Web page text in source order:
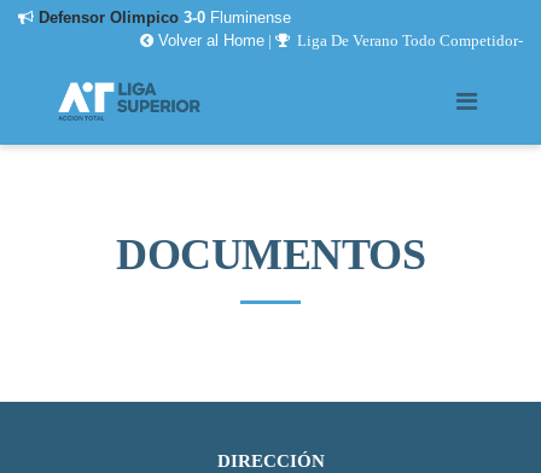
Olimpico 3-0Fluminense
Volver al Home | Liga De Verano Todo Competidor-
DOCUMENTOS
DIRECCIÓN